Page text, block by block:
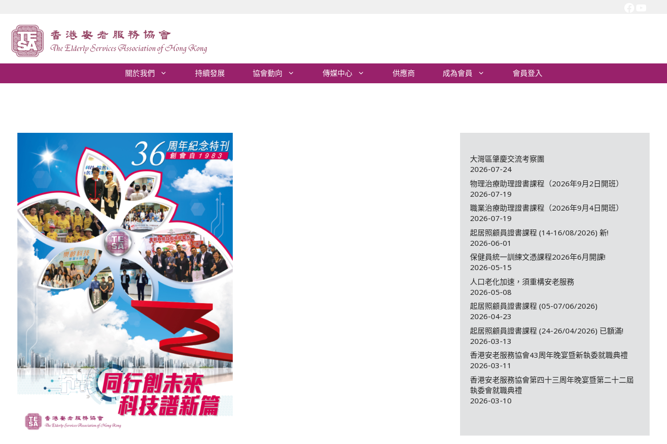
關於我們 持續發展 協會動向 傳媒中心 供應商 成為會員 會員登入
大灣區肇慶交流考察團
2026-07-24
物理治療助理證書課程（2026年9月2日開班）
2026-07-19
職業治療助理證書課程（2026年9月4日開班）
2026-07-19
起居照顧員證書課程 (14-16/08/2026) 新!
2026-06-01
保健員統一訓練文憑課程2026年6月開課!
2026-05-15
人口老化加速，須重構安老服務
2026-05-08
起居照顧員證書課程 (05-07/06/2026)
2026-04-23
起居照顧員證書課程 (24-26/04/2026) 已額滿!
2026-03-13
香港安老服務協會43周年晚宴暨新執委就職典禮
2026-03-11
香港安老服務協會第四十三周年晚宴暨第二十二屆
執委會就職典禮
2026-03-10